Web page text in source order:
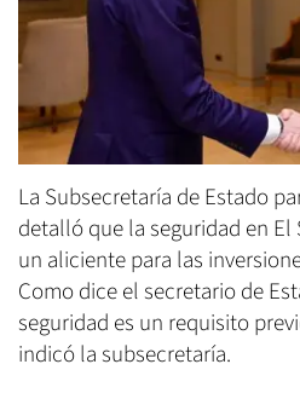
La Subsecretaría de Estado
detalló que la seguridad en
un aliciente para las
Como dice el secretario de
seguridad es un requisito
indicó la subsecretaría.